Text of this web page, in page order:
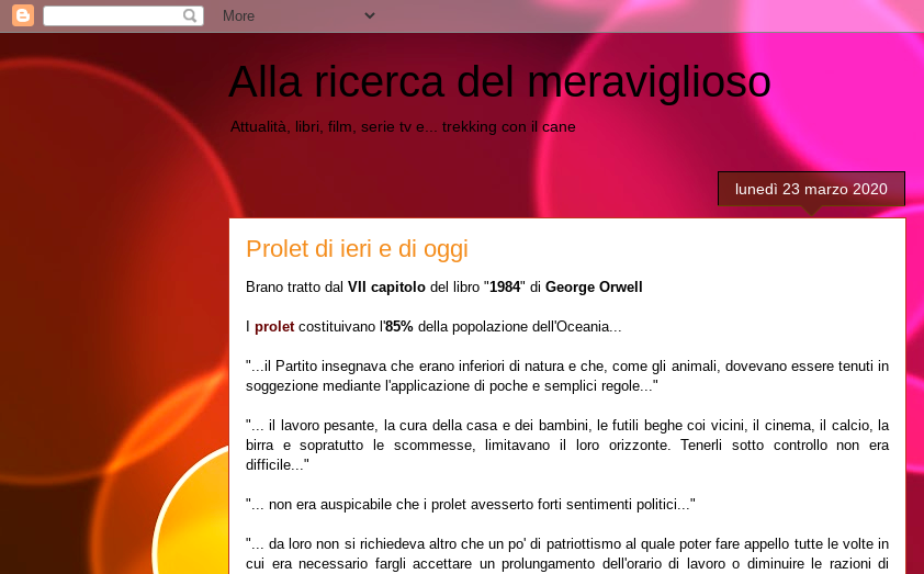
Alla ricerca del meraviglioso
Attualità, libri, film, serie tv e... trekking con il cane
lunedì 23 marzo 2020
Prolet di ieri e di oggi
Brano tratto dal VII capitolo del libro "1984" di George Orwell
prolet costituivano l'85% della popolazione dell'Oceania...
"...il Partito insegnava che erano inferiori di natura e che, come gli animali, dovevano essere tenuti in
soggezione mediante l'applicazione di poche e semplici regole..."
"... il lavoro pesante, la cura della casa e dei bambini, le futili beghe coi vicini, il cinema, il calcio, la
birra e sopratutto le scommesse, limitavano il loro orizzonte. Tenerli sotto controllo non era
difficile..."
"... non era auspicabile che i prolet avesserto forti sentimenti politici..."
"... da loro non si richiedeva altro che un po' di patriottismo al quale poter fare appello tutte le volte in
cui era necessario fargli accettare un prolungamento dell'orario di lavoro o diminuire le razioni di